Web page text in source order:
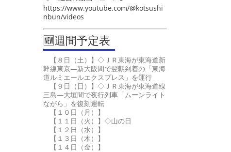
https://www.youtube.com/@kotsushi
nbun/videos
🆕週間予定表
【８日（土）】◇ＪＲ東海が東海道新
幹線東京―新大阪間で翌朝到着の「東海
道ルミエールエクスプレス」を運行
【９日（日）】◇ＪＲ東海が東海道線
三島―大垣間で夜行列車「ムーンライト
ながら」を復刻運転
【１０日（月）】
【１１日（火）】◇山の日
【１２日（水）】
【１３日（木）】
【１４日（金）】